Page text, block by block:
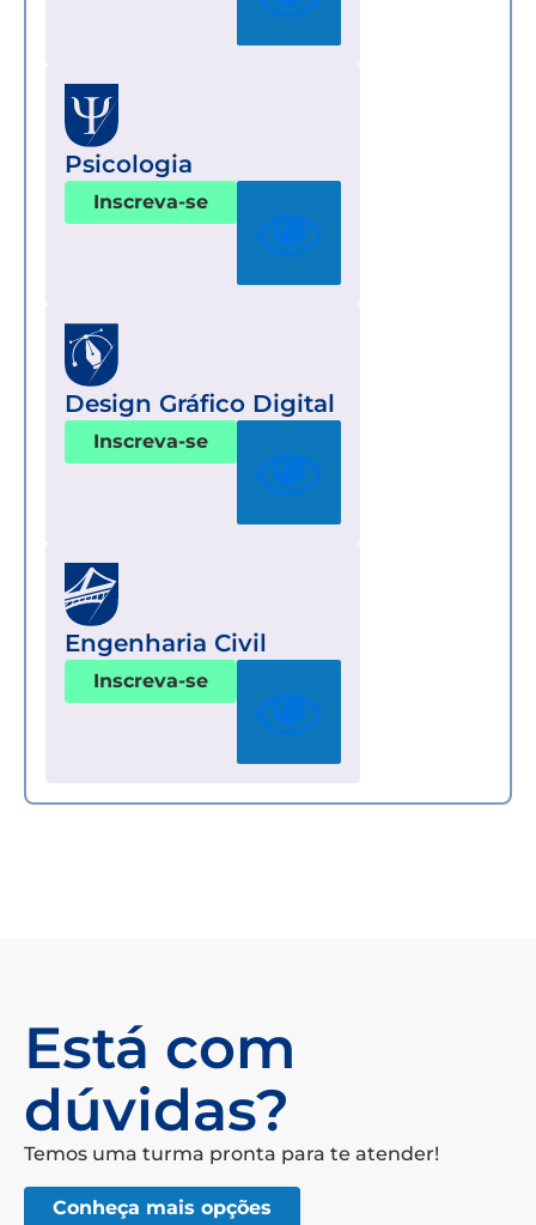
Psicologia
Inscreva-se
Design Gráfico Digital
Inscreva-se
Engenharia Civil
Inscreva-se
Está com
dúvidas?
Temos uma turma pronta para te atender!
Conheça mais opções